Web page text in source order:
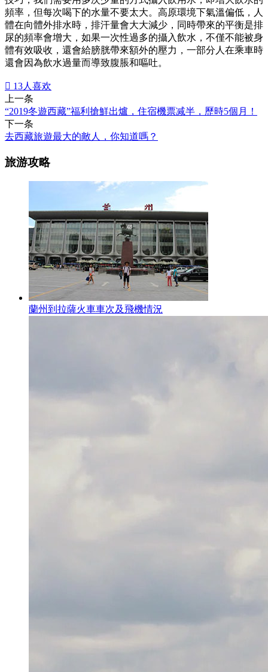
頻率，但每次喝下的水量不要太大。高原環境下氣溫偏低，人
體在向體外排水時，排汗量會大大減少，同時帶來的平衡是排
尿的頻率會增大，如果一次性過多的攝入飲水，不僅不能被身
體有效吸收，還會給膀胱帶來額外的壓力，一部分人在乘車時
還會因為飲水過量而導致腹脹和嘔吐。
 13人喜欢
上一条
“2019冬遊西藏”福利搶鮮出爐，住宿機票减半，歷時5個月！
下一条
去西藏旅遊最大的敵人，你知道嗎？
旅游攻略
蘭州到拉薩火車車次及飛機情況